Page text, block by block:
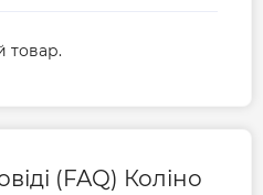
товар.
(FAQ) Коліно